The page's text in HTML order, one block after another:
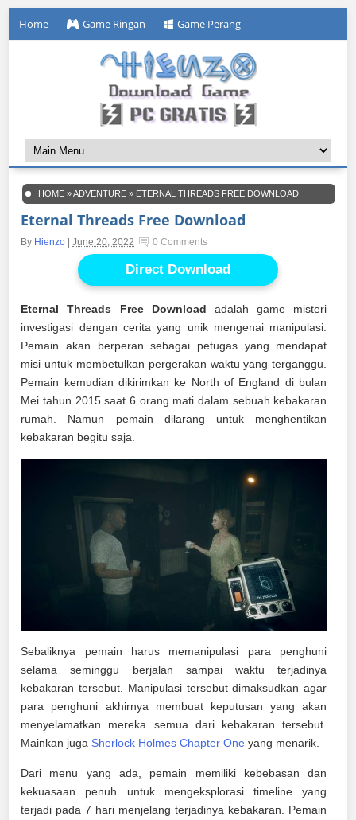
Home Game Ringan Game Perang
HOME »ADVENTURE » ETERNAL THREADS FREE DOWNLOAD
Eternal Threads Free Download
By Hienzo |June 20, 2022 0 Comments
Direct Download
Eternal Threads Free Download adalah game misteri
investigasi dengan cerita yang unik mengenai manipulasi.
Pemain akan berperan sebagai petugas yang mendapat
misi untuk membetulkan pergerakan waktu yang terganggu.
Pemain kemudian dikirimkan ke North of England di bulan
Mei tahun 2015 saat 6 orang mati dalam sebuah kebakaran
rumah. Namun pemain dilarang untuk menghentikan
kebakaran begitu saja.
Sebaliknya pemain harus memanipulasi para penghuni
selama seminggu berjalan sampai waktu terjadinya
kebakaran tersebut. Manipulasi tersebut dimaksudkan agar
para penghuni akhirnya membuat keputusan yang akan
menyelamatkan mereka semua dari kebakaran tersebut.
Mainkan juga Sherlock Holmes Chapter One yang menarik.
Dari menu yang ada, pemain memiliki kebebasan dan
kekuasaan penuh untuk mengeksplorasi timeline yang
terjadi pada 7 hari menjelang terjadinya kebakaran. Pemain